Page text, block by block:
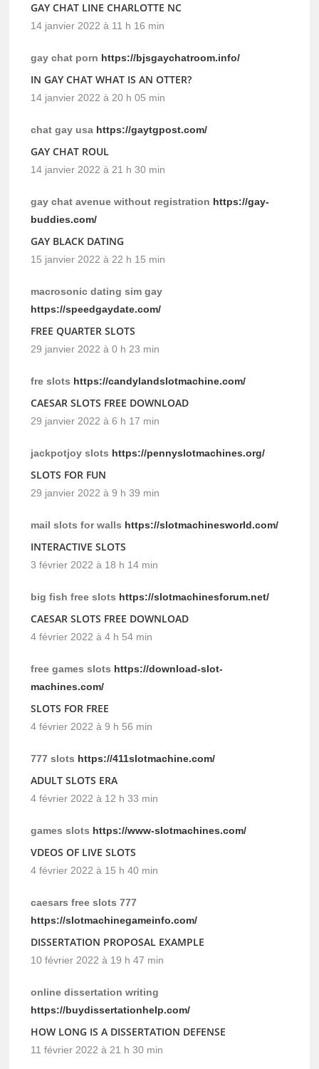
GAY CHAT LINE CHARLOTTE NC
14 janvier 2022 à 11 h 16 min
gay chat porn https://bjsgaychatroom.info/
IN GAY CHAT WHAT IS AN OTTER?
14 janvier 2022 à 20 h 05 min
chat gay usa https://gaytgpost.com/
GAY CHAT ROUL
14 janvier 2022 à 21 h 30 min
gay chat avenue without registration https://gay-
buddies.com/
GAY BLACK DATING
15 janvier 2022 à 22 h 15 min
macrosonic dating sim gay
https://speedgaydate.com/
FREE QUARTER SLOTS
29 janvier 2022 à 0 h 23 min
fre slots https://candylandslotmachine.com/
CAESAR SLOTS FREE DOWNLOAD
29 janvier 2022 à 6 h 17 min
jackpotjoy slots https://pennyslotmachines.org/
SLOTS FOR FUN
29 janvier 2022 à 9 h 39 min
mail slots for walls https://slotmachinesworld.com/
INTERACTIVE SLOTS
3 février 2022 à 18 h 14 min
big fish free slots https://slotmachinesforum.net/
CAESAR SLOTS FREE DOWNLOAD
4 février 2022 à 4 h 54 min
free games slots https://download-slot-
machines.com/
SLOTS FOR FREE
4 février 2022 à 9 h 56 min
777 slots https://411slotmachine.com/
ADULT SLOTS ERA
4 février 2022 à 12 h 33 min
games slots https://www-slotmachines.com/
VDEOS OF LIVE SLOTS
4 février 2022 à 15 h 40 min
caesars free slots 777
https://slotmachinegameinfo.com/
DISSERTATION PROPOSAL EXAMPLE
10 février 2022 à 19 h 47 min
online dissertation writing
https://buydissertationhelp.com/
HOW LONG IS A DISSERTATION DEFENSE
11 février 2022 à 21 h 30 min